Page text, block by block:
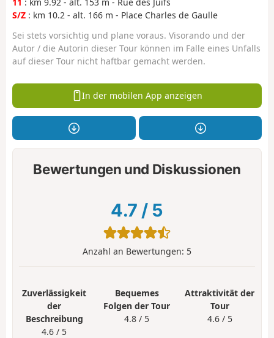
S/Z : km 10.2 - alt. 166 m - Place Charles de Gaulle
Sei stets vorsichtig und plane voraus. Visorando und der
Autor / die Autorin dieser Tour können im Falle eines Unfalls
auf dieser Tour nicht haftbar gemacht werden.
In der mobilen App anzeigen
Bewertungen und Diskussionen
4.7 / 5
Anzahl an Bewertungen: 5
Zuverlässigkeit
der
Beschreibung
4.6 / 5
Bequemes
Folgen der Tour
4.8 / 5
Attraktivität der
Tour
4.6 / 5